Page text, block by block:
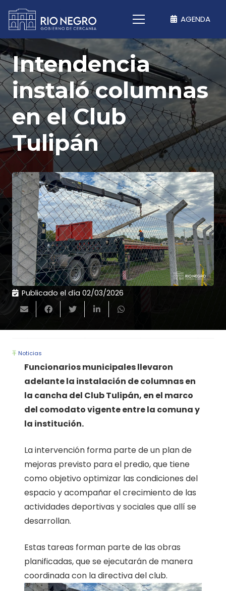
AGENDA
Intendencia
instaló columnas
en el Club
Tulipán
Publicado el día 02/03/2026
Noticias
Funcionarios municipales llevaron
adelante la instalación de columnas en
la cancha del Club Tulipán, en el marco
del comodato vigente entre la comuna y
la institución.
La intervención forma parte de un plan de
mejoras previsto para el predio, que tiene
como objetivo optimizar las condiciones del
espacio y acompañar el crecimiento de las
actividades deportivas y sociales que allí se
desarrollan.
Estas tareas forman parte de las obras
planificadas, que se ejecutarán de manera
coordinada con la directiva del club.